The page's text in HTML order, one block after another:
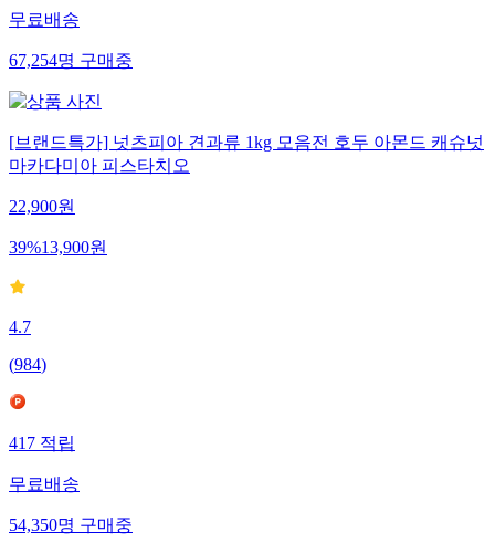
무료배송
67,254명구매중
[브랜드특가] 넛츠피아 견과류 1kg 모음전 호두 아몬드 캐슈넛
마카다미아 피스타치오
22,900원
39%13,900원
4.7
(984)
417적립
무료배송
54,350명구매중